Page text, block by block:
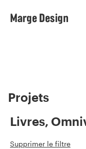
Marge Design
Projets
Livres,
Supprimer le filtre